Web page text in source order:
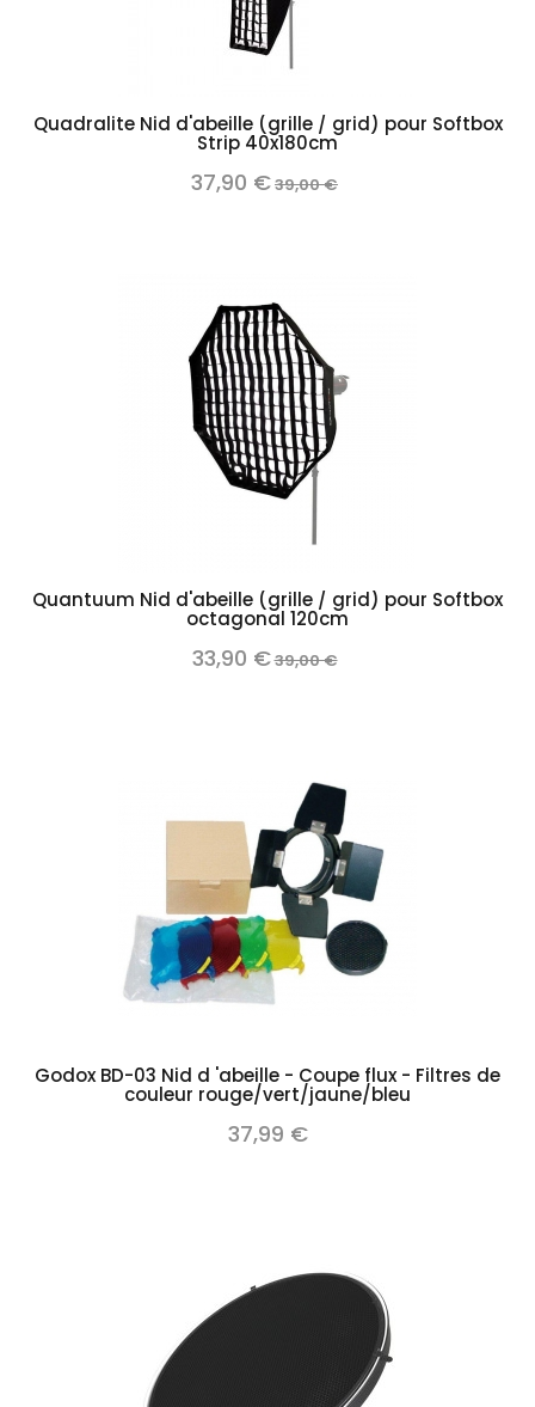
Quadralite Nid d'abeille (grille / grid) pour Softbox
Strip 40x180cm
37,90 €39,00 €
Quantuum Nid d'abeille (grille / grid) pour Softbox
octagonal 120cm
33,90 €39,00 €
Godox BD-03 Nid d 'abeille - Coupe flux - Filtres de
couleur rouge/vert/jaune/bleu
37,99 €